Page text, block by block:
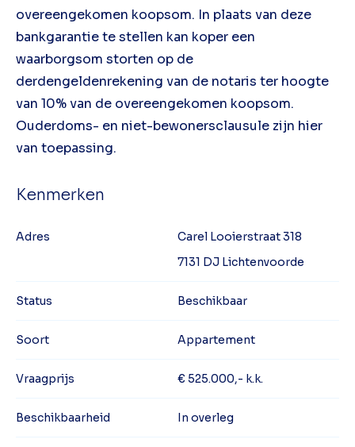
overeengekomen koopsom. In plaats van deze
bankgarantie te stellen kan koper een
waarborgsom storten op de
derdengeldenrekening van de notaris ter hoogte
van 10% van de overeengekomen koopsom.
Ouderdoms- en niet-bewonersclausule zijn hier
van toepassing.
Kenmerken
Adres
Carel Looierstraat 318
7131 DJ Lichtenvoorde
Status Beschikbaar
Soort Appartement
Vraagprijs € 525.000,- k.k.
Beschikbaarheid In overleg